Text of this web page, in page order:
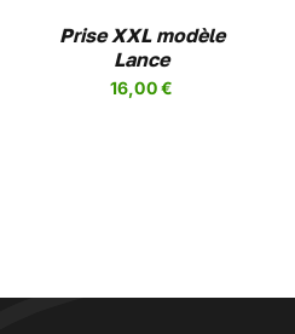
Prise XXL modèle
Lance
16,00€
OPTIONS
PEUVENT
ÊTRE